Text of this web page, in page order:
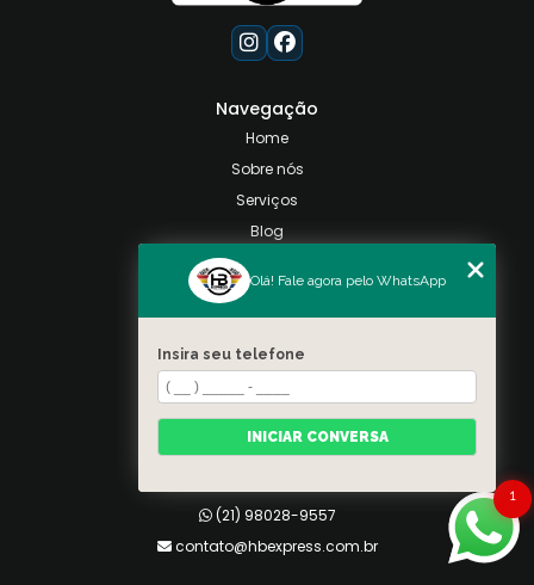
Navegação
Home
Sobre nós
Serviços
Blog
Categorias
Mapa do site
Contato
Taquara, Rio de Janeiro
(21) 98028-9557
(21) 98028-9557
contato@hbexpress.com.br
1
Olá! Fale agora pelo WhatsApp
Insira seu telefone
INICIAR CONVERSA